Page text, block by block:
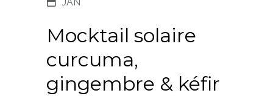
Mocktail solaire
curcuma,
gingembre & kéfir